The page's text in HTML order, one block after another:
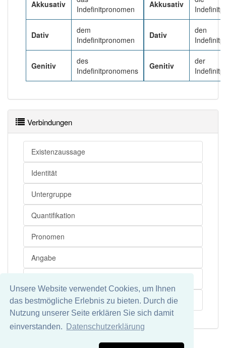
Unsere Website verwendet Cookies, um Ihnen
das bestmögliche Erlebnis zu bieten. Durch die
Nutzung unserer Seite erklären Sie sich damit
einverstanden.
Datenschutzerklärung
Akkusativ
Indefinitpronomen
Dativ
dem
Indefinitpronomen
Genitiv
des
Indefinitpronomens
Akkusativ
Dativ
den
Genitiv
der
Verbindungen
Existenzaussage
Identität
Untergruppe
Quantifikation
Pronomen
Angabe
Grammatik
Datenschutz